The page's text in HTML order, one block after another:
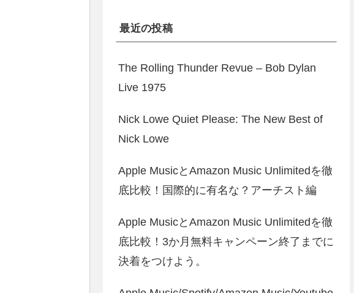
最近の投稿
The Rolling Thunder Revue – Bob Dylan
Live 1975
Nick Lowe Quiet Please: The New Best of
Nick Lowe
Apple MusicとAmazon Music Unlimitedを徹
底比較！国際的に有名な？アーチスト編
Apple MusicとAmazon Music Unlimitedを徹
底比較！3か月無料キャンペーン終了までに
決着をつけよう。